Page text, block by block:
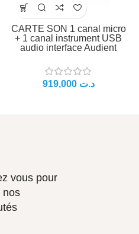
CARTE SON 1 canal micro
+ 1 canal instrument USB
audio interface Audient
د.ت
vous pour
nos